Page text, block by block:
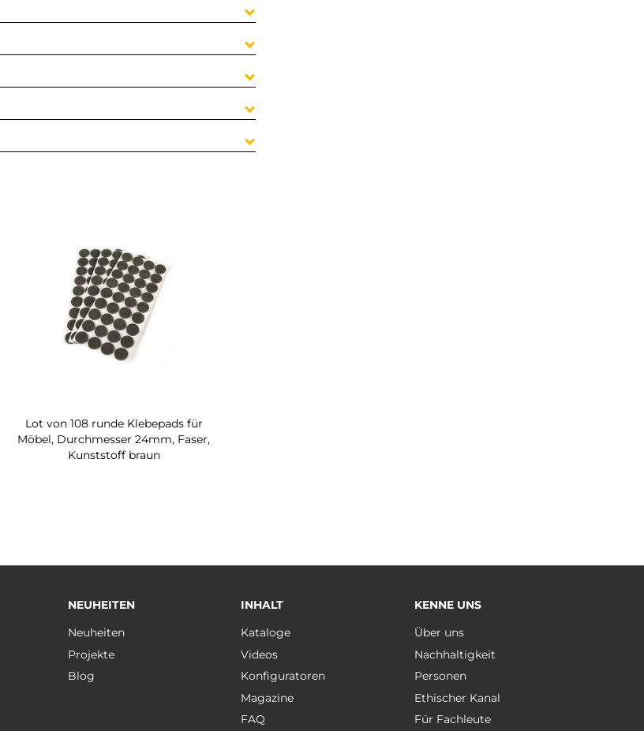
Lot von 108 runde Klebepads für
Möbel, Durchmesser 24mm, Faser,
Kunststoff braun
NEUHEITEN
Neuheiten
Projekte
Blog
INHALT
Kataloge
Videos
Konfiguratoren
Magazine
FAQ
KENNE UNS
Über uns
Nachhaltigkeit
Personen
Ethischer Kanal
Für Fachleute